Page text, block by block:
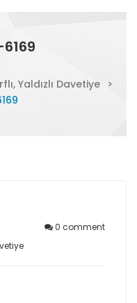
Yaldızlı Davetiye >
0 comment